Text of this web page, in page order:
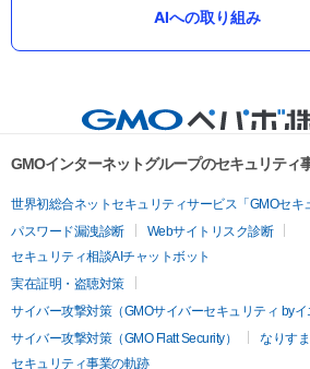
AIへの取り組み
GMOインターネットグループのセキュリティ
世界初総合ネットセキュリティサービス「GMOセキ
パスワード漏洩診断
Webサイトリスク診断
セキュリティ相談AIチャットボット
実在証明・盗聴対策
サイバー攻撃対策（GMOサイバーセキュリティ byイ
サイバー攻撃対策（GMO Flatt Security）
なりす
セキュリティ事業の軌跡